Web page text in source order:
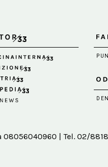
| Tel. 02/